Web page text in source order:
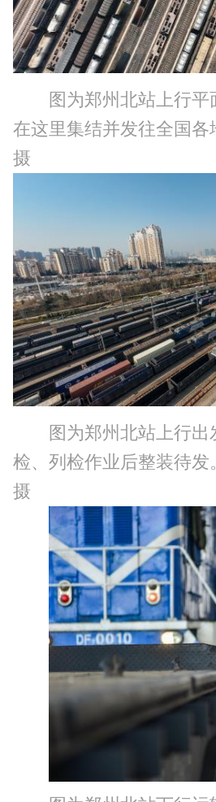
图为郑州北站上行
在这里集结并发往全国
摄
图为郑州北站上行
检、列检作业后整装待
摄